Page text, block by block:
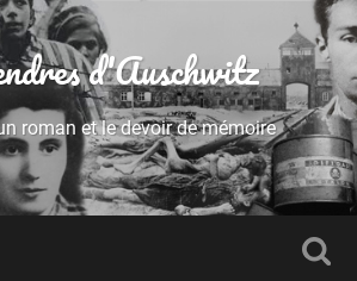
d'Auschwitz
roman et le devoir de mémoire